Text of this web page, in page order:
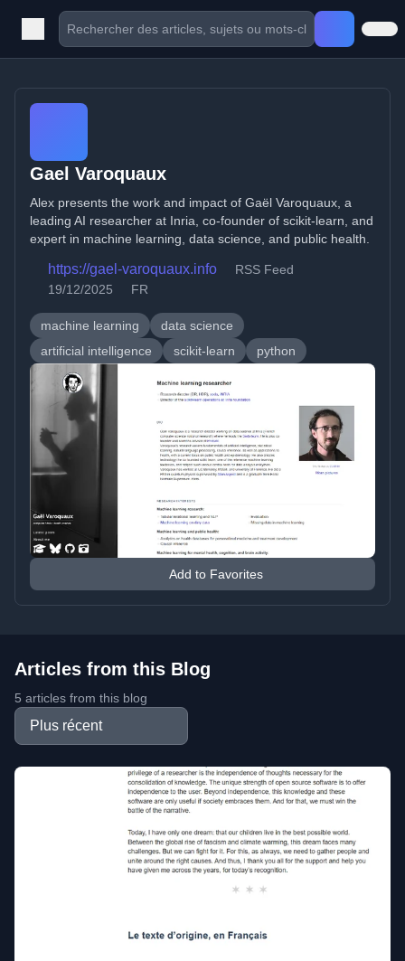
Gael Varoquaux
Alex presents the work and impact of Gaël Varoquaux, a
leading AI researcher at Inria, co-founder of scikit-learn, and
expert in machine learning, data science, and public health.
https://gael-varoquaux.info
RSS Feed
19/12/2025
FR
machine learning
data science
artificial intelligence
scikit-learn python
Add to Favorites
Articles from this Blog
5 articles from this blog